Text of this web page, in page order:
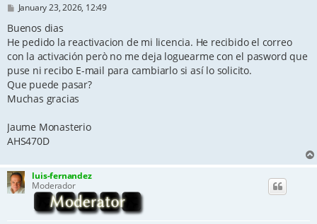
P
s
January 23, 2026, 12:49
Buenos dias
He pedido la reactivacion de mi licencia. He recibido el correo
con la activación però no me deja loguearme con el pasword que
puse ni recibo E-mail para cambiarlo si así lo solicito.
Que puede pasar?
Muchas gracias
Jaume Monasterio
AHS470D
luis-fernandez
Moderador